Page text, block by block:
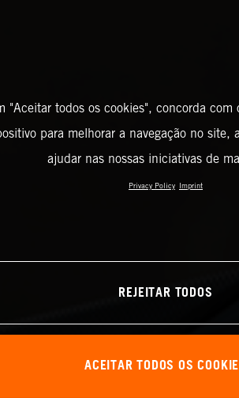
"Aceitar todos os cookies", concorda com
para melhorar a navegação no site,
ajudar nas nossas iniciativas de
Privacy Policy Imprint
REJEITAR TODOS
ACEITAR TODOS OS